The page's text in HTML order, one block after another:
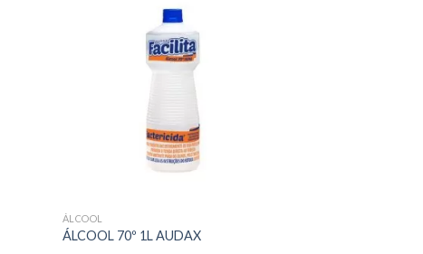
ÁLCOOL
ÁLCOOL 70º 1L AUDAX